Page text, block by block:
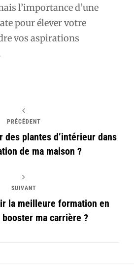
l’importance d’une
pour élever votre
vos aspirations
PRÉCÉDENT
des plantes d’intérieur dans
de ma maison ?
SUIVANT
la meilleure formation en
ma carrière ?